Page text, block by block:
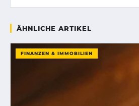
ÄHNLICHE ARTIKEL
FINANZEN & IMMOBILIEN